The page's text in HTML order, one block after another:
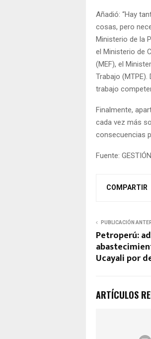
Añadió: “Hay
cosas, pero
Ministerio de la
el Ministerio de
(MEF), el
Trabajo
trabajo
Finalmente,
cada vez más
consecuencias
Fuente:
COMPARTIR
PUBLICACIÓN
Petroperú:
Ucayali por
ARTÍCULOS